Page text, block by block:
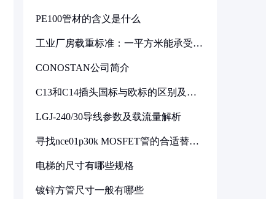
PE100管材的含义是什么
工业厂房载重标准：一平方米能承受多
CONOSTAN公司简介
C13和C14插头国标与欧标的区别及其
LGJ-240/30导线参数及载流量解析
寻找nce01p30k MOSFET管的合适替代
电梯的尺寸有哪些规格
镀锌方管尺寸一般有哪些